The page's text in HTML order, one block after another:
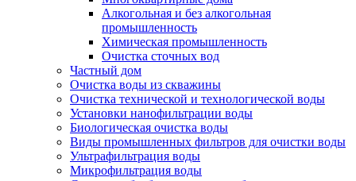
Алкогольная и без алкогольная
промышленность
Химическая промышленность
Очистка сточных вод
Частный дом
Очистка воды из скважины
Очистка технической и технологической воды
Установки нанофильтрации воды
Биологическая очистка воды
Виды промышленных фильтров для очистки воды
Ультрафильтрация воды
Микрофильтрация воды